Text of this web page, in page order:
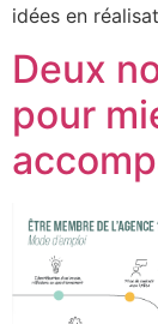
idées en
Deux
pour